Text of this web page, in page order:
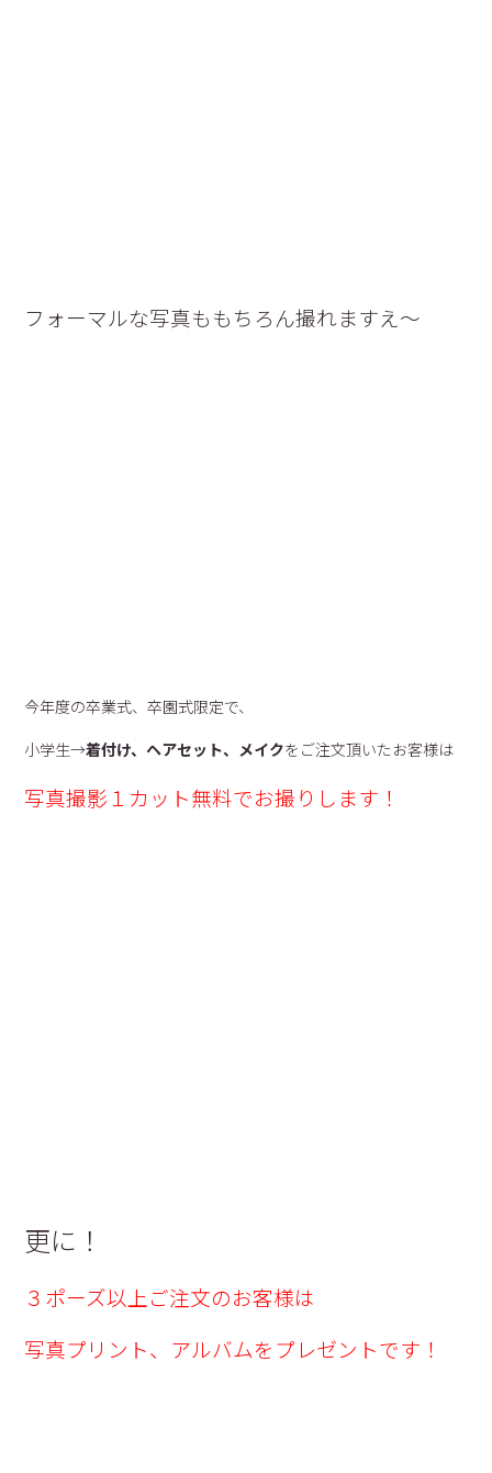
フォーマルな写真ももちろん撮れますえ〜
今年度の卒業式、卒園式限定で、
小学生→着付け、ヘアセット、メイクをご注文頂いたお客様は
写真撮影１カット無料でお撮りします！
更に！
３ポーズ以上ご注文のお客様は
写真プリント、アルバムをプレゼントです ！